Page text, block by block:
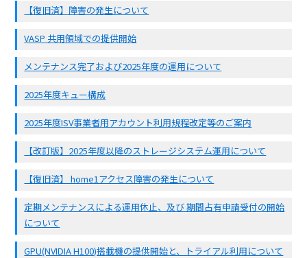
【復旧済】障害の発生について
VASP 共用領域での提供開始
メンテナンス完了および2025年度の運用について
2025年度キュー構成
2025年度ISV事業者用アカウント利用規程改定等のご案内
【改訂版】2025年度以降のストレージシステム運用について
【復旧済】 home1アクセス障害の発生について
定期メンテナンスによる運用休止、及び 期間占有申請受付の開始
について
GPU(NVIDIA H100)搭載機の提供開始と、トライアル利用について